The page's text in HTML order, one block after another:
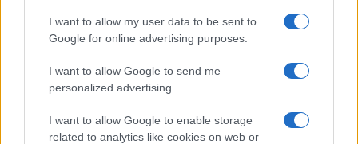
I want to allow my user data to be sent to
Google for online advertising purposes.
I want to allow Google to send me
personalized advertising.
I want to allow Google to enable storage
related to analytics like cookies on web or
SNCASE SE.5000 Baroudeur: το γαλλικό
προσγείωσης